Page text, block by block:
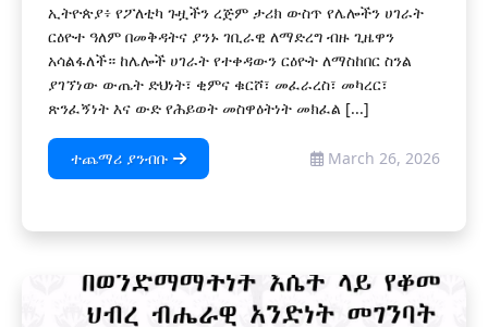
ኢትዮጵያ፥ የፖለቲካ ጉዟችን ረጅም ታሪክ ውስጥ የሌሎችን ሀገራት
ርዕዮተ ዓለም በመቅዳትና ያንኑ ገቢራዊ ለማድረግ ብዙ ጊዜዋን
አሳልፋለች። ከሌሎች ሀገራት የተቀዳውን ርዕዮት ለማስከበር ስንል
ያገኘነው ውጤት ድህነት፣ ቂምና ቁርሾ፣ መፈራረስ፣ መካረር፣
ጽንፈኝነት እና ውድ የሕይወት መስዋዕትነት መክፈል [...]
ተጨማሪ ያንብቡ March 26, 2026